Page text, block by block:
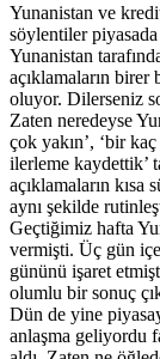
Yunanistan ve
söylentiler
Yunanistan
açıklamaların birer
oluyor. Dilerseniz
Zaten neredeyse
çok yakın’, ‘bir
ilerleme kaydettik’
açıklamaların kısa
aynı şekilde
Geçtiğimiz hafta
vermişti. Üç gün
gününü işaret
olumlu bir sonuç
Dün de yine
anlaşma geliyordu